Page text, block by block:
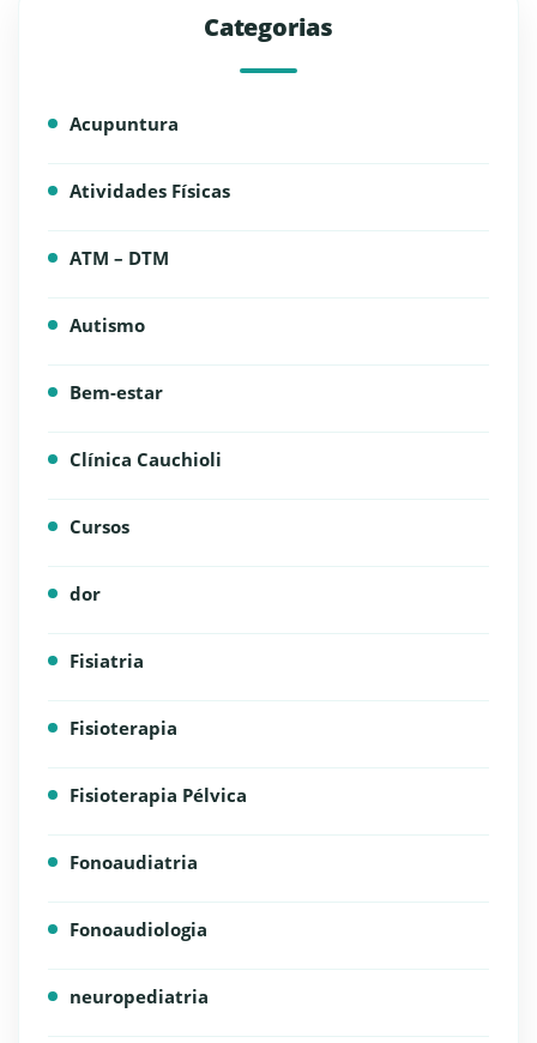
Categorias
Acupuntura
Atividades Físicas
ATM – DTM
Autismo
Bem-estar
Clínica Cauchioli
Cursos
dor
Fisiatria
Fisioterapia
Fisioterapia Pélvica
Fonoaudiatria
Fonoaudiologia
neuropediatria